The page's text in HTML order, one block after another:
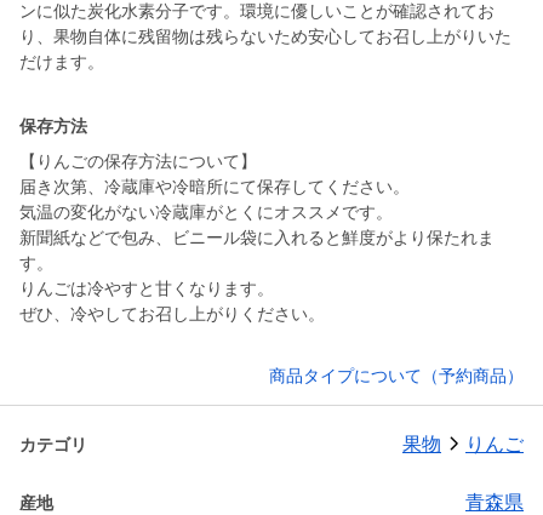
ンに似た炭化水素分子です。環境に優しいことが確認されてお
り、果物自体に残留物は残らないため安心してお召し上がりいた
だけます。
保存方法
【りんごの保存方法について】
届き次第、冷蔵庫や冷暗所にて保存してください。
気温の変化がない冷蔵庫がとくにオススメです。
新聞紙などで包み、ビニール袋に入れると鮮度がより保たれま
す。
りんごは冷やすと甘くなります。
商品タイプについて（予約商品）
カテゴリ 果物 りんご
産地 青森県